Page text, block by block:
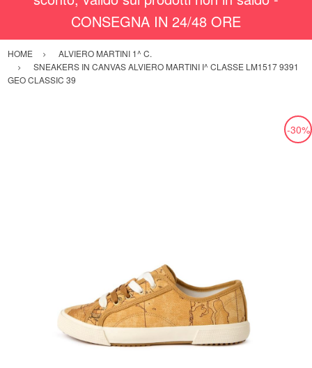
CONSEGNA IN 24/48 ORE
HOME
ALVIERO MARTINI 1^ C.
SNEAKERS IN CANVAS ALVIERO MARTINI I^ CLASSE LM1517 9391
GEO CLASSIC 39
-30%